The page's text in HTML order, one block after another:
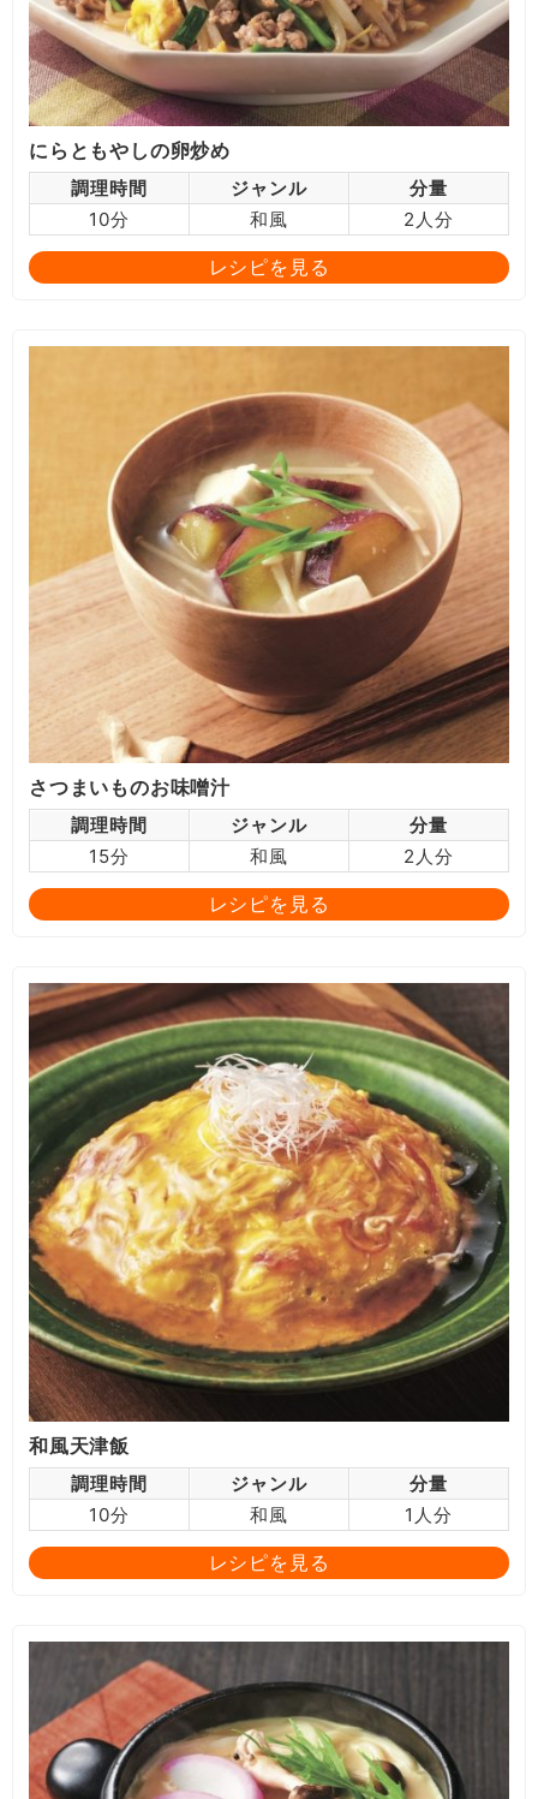
にらともやしの卵炒め
調理時間 ジャンル
分量
10分
和風 2人分
レシピを見る
さつまいものお味噌汁
調理時間 ジャンル
分量
15分
和風 2人分
レシピを見る
和風天津飯
調理時間 ジャンル
分量
10分
和風 1人分
レシピを見る